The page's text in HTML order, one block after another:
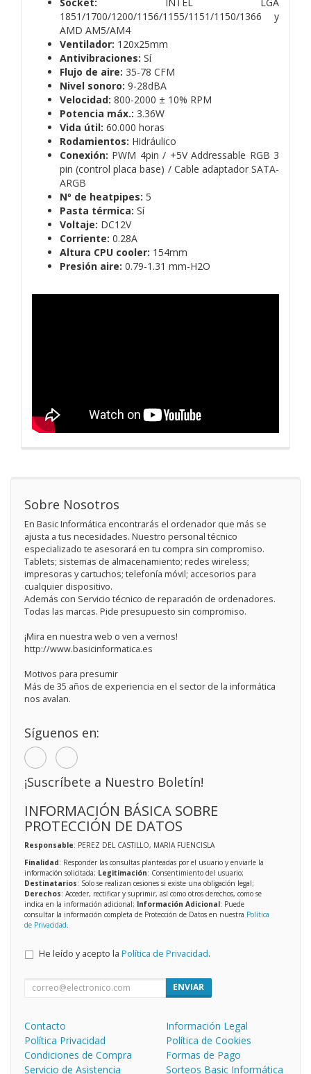
1851/1700/1200/1156/1155/1151/1150/1366 y
AMD AM5/AM4
Ventilador: 120x25mm
Antivibraciones: Sí
Flujo de aire: 35-78 CFM
Nivel sonoro: 9-28dBA
Velocidad: 800-2000 ± 10% RPM
Potencia máx.: 3.36W
Vida útil: 60.000 horas
Rodamientos: Hidráulico
Conexión: PWM 4pin / +5V Addressable RGB 3
pin (control placa base) / Cable adaptador SATA-
ARGB
Nº de heatpipes: 5
Pasta térmica: Sí
Voltaje: DC12V
Corriente: 0.28A
Altura CPU cooler: 154mm
Presión aire: 0.79-1.31 mm-H2O
Sobre Nosotros
En Basic Informática encontrarás el ordenador que más se
ajusta a tus necesidades. Nuestro personal técnico
especializado te asesorará en tu compra sin compromiso.
Tablets; sistemas de almacenamiento; redes wireless;
impresoras y cartuchos; telefonía móvil; accesorios para
cualquier dispositivo.
Además con Servicio técnico de reparación de ordenadores.
Todas las marcas. Pide presupuesto sin compromiso.
¡Mira en nuestra web o ven a vernos!
http://www.basicinformatica.es
Motivos para presumir
Más de 35 años de experiencia en el sector de la informática
nos avalan.
Síguenos en:
¡Suscríbete a Nuestro Boletín!
INFORMACIÓN BÁSICA SOBRE
PROTECCIÓN DE DATOS
Responsable: PEREZ DEL CASTILLO, MARIA FUENCISLA
Finalidad: Responder las consultas planteadas por el usuario y enviarle la
información solicitada; Legitimación: Consentimiento del usuario;
Destinatarios: Solo se realizan cesiones si existe una obligación legal;
Derechos: Acceder, rectificar y suprimir, así como otros derechos, como se
indica en la información adicional; Información Adicional: Puede
consultar la información completa de Protección de Datos en nuestra Política
de Privacidad.
He leído y acepto la Política de Privacidad.
ENVIAR
Contacto
Información Legal
Política Privacidad
Política de Cookies
Condiciones de Compra
Formas de Pago
Servicio de Asistencia
Sorteos Basic Informática